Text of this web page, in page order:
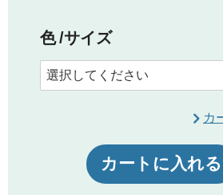
色 サイズ
カ
カートに入れる